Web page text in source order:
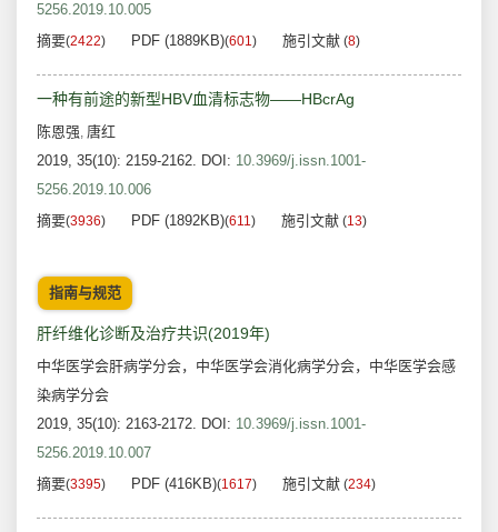
5256.2019.10.005
摘要(2422) PDF (1889KB)(601) 施引文献 (8)
一种有前途的新型HBV血清标志物——HBcrAg
陈恩强, 唐红
2019, 35(10): 2159-2162. DOI: 10.3969/j.issn.1001-
5256.2019.10.006
摘要(3936) PDF (1892KB)(611) 施引文献 (13)
指南与规范
肝纤维化诊断及治疗共识(2019年)
中华医学会肝病学分会，中华医学会消化病学分会，中华医学会感
染病学分会
2019, 35(10): 2163-2172. DOI: 10.3969/j.issn.1001-
5256.2019.10.007
摘要(3395) PDF (416KB)(1617) 施引文献 (234)